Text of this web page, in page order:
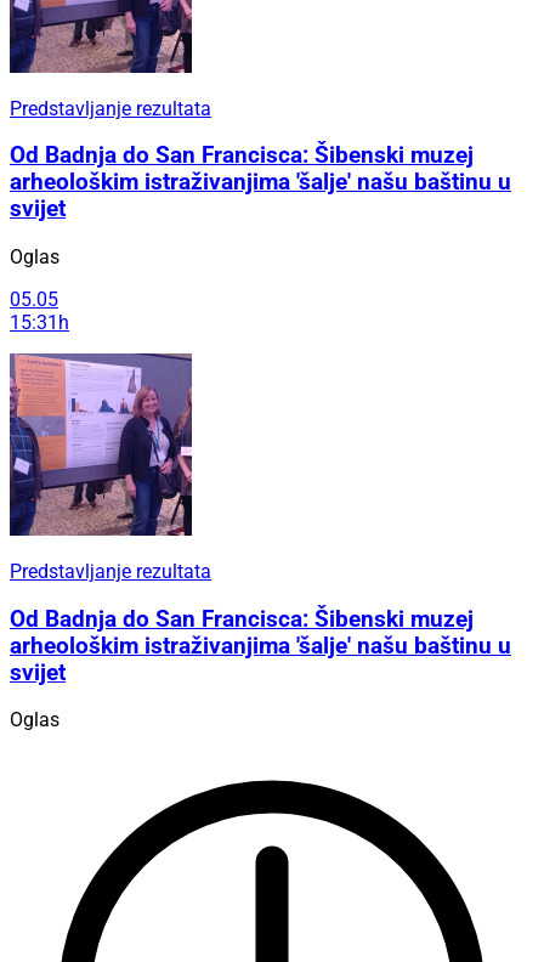
Predstavljanje rezultata
Od Badnja do San Francisca: Šibenski muzej
arheološkim istraživanjima 'šalje' našu baštinu u
svijet
Oglas
05.05
15:31h
Predstavljanje rezultata
Od Badnja do San Francisca: Šibenski muzej
arheološkim istraživanjima 'šalje' našu baštinu u
svijet
Oglas